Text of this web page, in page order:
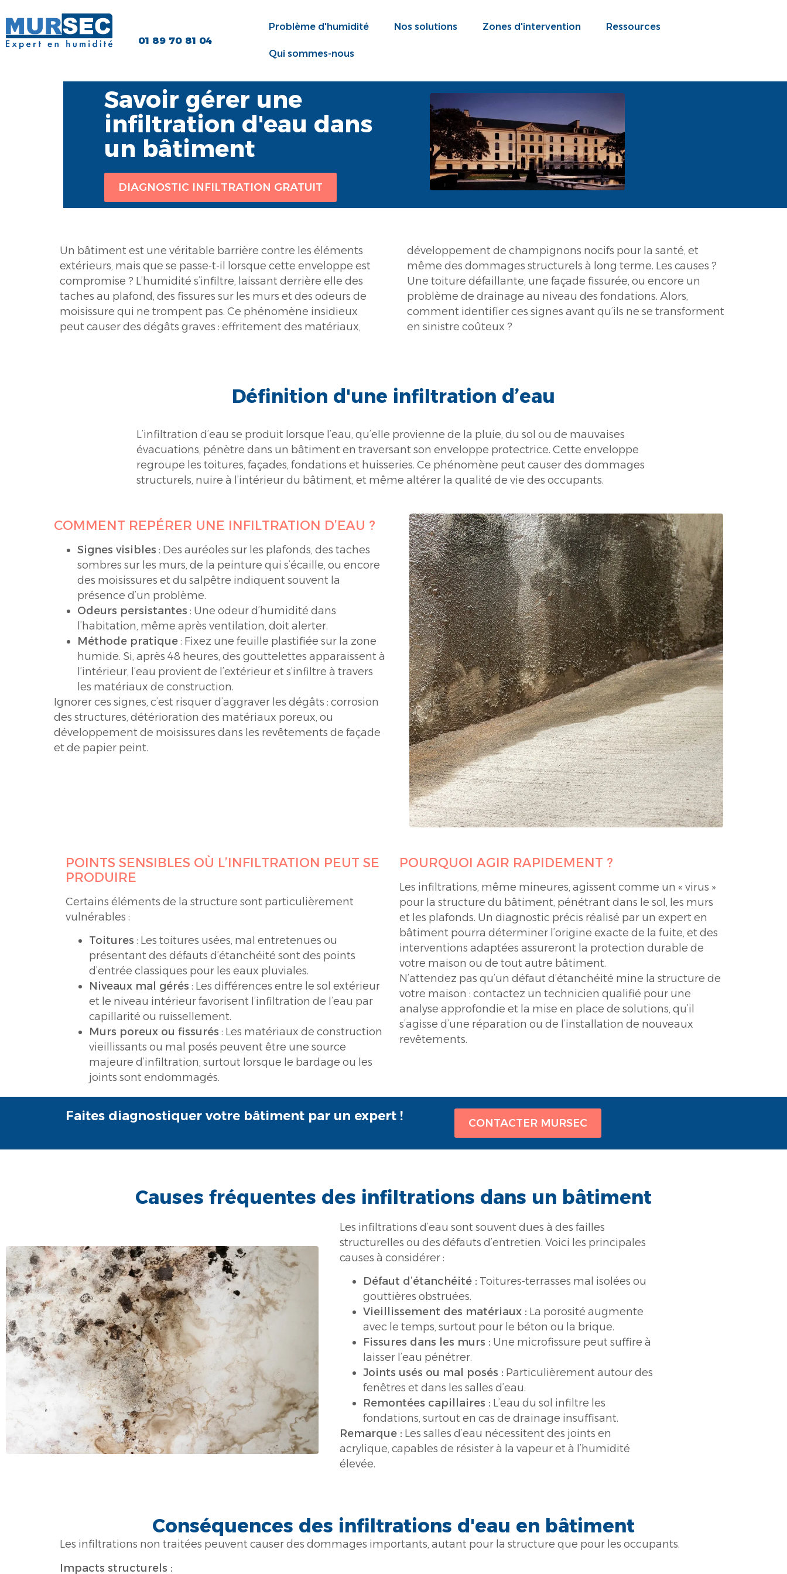
01 89 70 81 04
Problème d'humidité Nos solutions Zones d'intervention Ressources
Qui sommes-nous
Savoir gérer une
infiltration d'eau dans
un bâtiment
DIAGNOSTIC INFILTRATION GRATUIT
Un bâtiment est une véritable barrière contre les éléments
extérieurs, mais que se passe-t-il lorsque cette enveloppe est
compromise ? L’humidité s’infiltre, laissant derrière elle des
taches au plafond, des fissures sur les murs et des odeurs de
moisissure qui ne trompent pas. Ce phénomène insidieux
peut causer des dégâts graves : effritement des matériaux,
développement de champignons nocifs pour la santé, et
même des dommages structurels à long terme. Les causes ?
Une toiture défaillante, une façade fissurée, ou encore un
problème de drainage au niveau des fondations. Alors,
comment identifier ces signes avant qu’ils ne se transforment
en sinistre coûteux ?
Définition d'une infiltration d’eau
L’infiltration d’eau se produit lorsque l’eau, qu’elle provienne de la pluie, du sol ou de mauvaises
évacuations, pénètre dans un bâtiment en traversant son enveloppe protectrice. Cette enveloppe
regroupe les toitures, façades, fondations et huisseries. Ce phénomène peut causer des dommages
structurels, nuire à l’intérieur du bâtiment, et même altérer la qualité de vie des occupants.
COMMENT REPÉRER UNE INFILTRATION D’EAU ?
Signes visibles : Des auréoles sur les plafonds, des taches
sombres sur les murs, de la peinture qui s’écaille, ou encore
des moisissures et du salpêtre indiquent souvent la
présence d’un problème.
Odeurs persistantes : Une odeur d’humidité dans
l’habitation, même après ventilation, doit alerter.
Méthode pratique: Fixez une feuille plastifiée sur la zone
humide. Si, après 48 heures, des gouttelettes apparaissent à
l’intérieur, l’eau provient de l’extérieur et s’infiltre à travers
les matériaux de construction.
Ignorer ces signes, c’est risquer d’aggraver les dégâts : corrosion
des structures, détérioration des matériaux poreux, ou
développement de moisissures dans les revêtements de façade
et de papier peint.
POINTS SENSIBLES OÙ L’INFILTRATION PEUT SE
PRODUIRE
Certains éléments de la structure sont particulièrement
vulnérables :
Toitures : Les toitures usées, mal entretenues ou
présentant des défauts d’étanchéité sont des points
d’entrée classiques pour les eaux pluviales.
Niveaux mal gérés : Les différences entre le sol extérieur
et le niveau intérieur favorisent l’infiltration de l’eau par
capillarité ou ruissellement.
Murs poreux ou fissurés : Les matériaux de construction
vieillissants ou mal posés peuvent être une source
majeure d’infiltration, surtout lorsque le bardage ou les
joints sont endommagés.
POURQUOI AGIR RAPIDEMENT ?
Les infiltrations, même mineures, agissent comme un « virus »
pour la structure du bâtiment, pénétrant dans le sol, les murs
et les plafonds. Un diagnostic précis réalisé par un expert en
bâtiment pourra déterminer l’origine exacte de la fuite, et des
interventions adaptées assureront la protection durable de
votre maison ou de tout autre bâtiment.
N’attendez pas qu’un défaut d’étanchéité mine la structure de
votre maison : contactez un technicien qualifié pour une
analyse approfondie et la mise en place de solutions, qu’il
s’agisse d’une réparation ou de l’installation de nouveaux
revêtements.
Faites diagnostiquer votre bâtiment par un expert ! CONTACTER MURSEC
Causes fréquentes des infiltrations dans un bâtiment
Les infiltrations d’eau sont souvent dues à des failles
structurelles ou des défauts d’entretien. Voici les principales
causes à considérer :
Défaut d’étanchéité : Toitures-terrasses mal isolées ou
gouttières obstruées.
Vieillissement des matériaux : La porosité augmente
avec le temps, surtout pour le béton ou la brique.
Fissures dans les murs : Une microfissure peut suffire à
laisser l’eau pénétrer.
Joints usés ou mal posés : Particulièrement autour des
fenêtres et dans les salles d’eau.
Remontées capillaires : L’eau du sol infiltre les
fondations, surtout en cas de drainage insuffisant.
Remarque : Les salles d’eau nécessitent des joints en
acrylique, capables de résister à la vapeur et à l’humidité
élevée.
Conséquences des infiltrations d'eau en bâtiment
Les infiltrations non traitées peuvent causer des dommages importants, autant pour la structure que pour les occupants.
Impacts structurels :